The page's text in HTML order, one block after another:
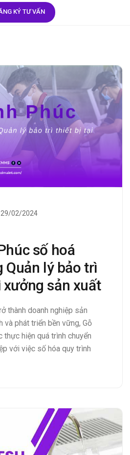
KÝ TƯ VẤN
29/02/2024
số hoá
Quản lý bảo trì
sản xuất
thành doanh nghiệp sản
và phát triển bền vững, Gỗ
thực hiện quá trình chuyển
với việc số hóa quy trình